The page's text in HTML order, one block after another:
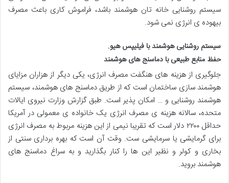
سیستم روشنایی خانه تان هوشمند باشد، فراموش کاری باعث مصرف
بیهوده ی انرژی نمی شود.
سیستم روشنایی هوشمند با فیلیپس هیو.
حفظ منابع طبیعی با دماسنج های هوشمند
جلوگیری از هزینه های هنگفت مصرف انرژی، یکی دیگر از هزاران مزایای
هوشمند سازی ساختمان است که از طریق دماسنج های هوشمند، سیستم
هوشمند روشنایی و … امکان پذیر است. طبق گزارش وزارت نیروی ایالات
متحده، سالانه هزینه ی مصرف انرژی یک خانواده ی معمولی در آمریکا
حداقل ۲۲۰۰ دلار است که تقریبا نیمی از این هزینه مربوط به مصرف انرژی
برای گرمایشی یا سرمایشی ست. وقت آن است که بهره برداری سنتی از
بخاری و کولر و نظیر این ها را کنار بگذارید و به سراغ دماسنج های
هوشمند بروید.